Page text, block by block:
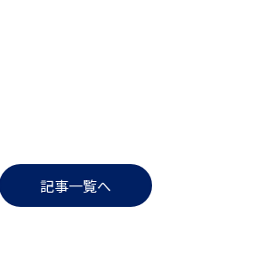
記事一覧へ